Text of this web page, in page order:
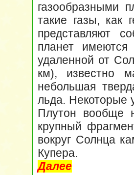
газообразными
такие газы, как
представляют
планет
удаленной от
км), известно
небольшая
льда. Некоторые
Плутон вообще
крупный
вокруг Солнца
Купера.
Далее